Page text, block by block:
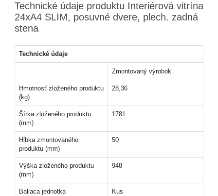
Technické údaje produktu Interiérová vitrína
24xA4 SLIM, posuvné dvere, plech. zadná
stena
Technické údaje
Zmontovaný výrobok
Hmotnosť zloženého produktu
(kg)
28,36
Šírka zloženého produktu
(mm)
1781
Hĺbka zmontovaného
produktu (mm)
50
Výška zloženého produktu
(mm)
948
Baliaca jednotka Kus